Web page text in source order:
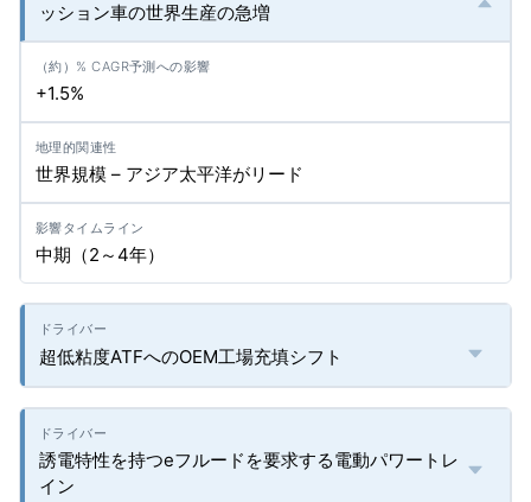
ッション車の世界生産の急増
+1.5%
世界規模 – アジア太平洋がリード
中期（2～4年）
超低粘度ATFへのOEM工場充填シフト
誘電特性を持つeフルードを要求する電動パワートレ
イン